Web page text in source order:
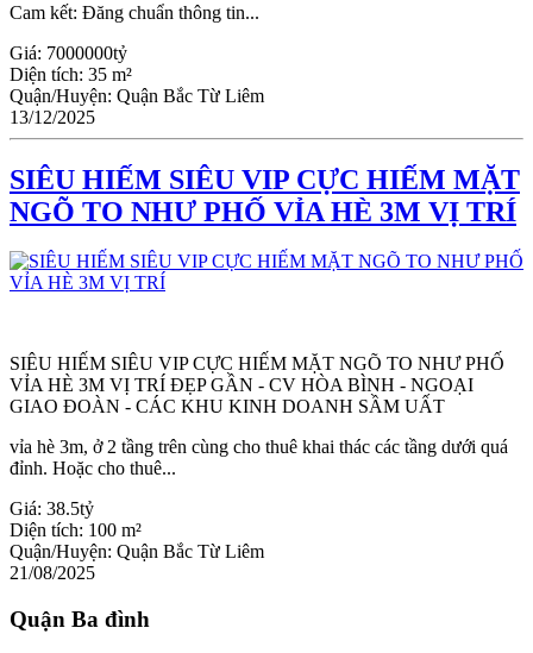
Cam kết: Đăng chuẩn thông tin...
Giá: 7000000tỷ
Diện tích: 35 m²
Quận/Huyện: Quận Bắc Từ Liêm
13/12/2025
SIÊU HIẾM SIÊU VIP CỰC HIẾM MẶT
NGÕ TO NHƯ PHỐ VỈA HÈ 3M VỊ TRÍ
SIÊU HIẾM SIÊU VIP CỰC HIẾM MẶT NGÕ TO NHƯ PHỐ
VỈA HÈ 3M VỊ TRÍ ĐẸP GẦN - CV HÒA BÌNH - NGOẠI
GIAO ĐOÀN - CÁC KHU KINH DOANH SẦM UẤT
vỉa hè 3m, ở 2 tầng trên cùng cho thuê khai thác các tầng dưới quá
đỉnh. Hoặc cho thuê...
Giá: 38.5tỷ
Diện tích: 100 m²
Quận/Huyện: Quận Bắc Từ Liêm
21/08/2025
Quận Ba đình